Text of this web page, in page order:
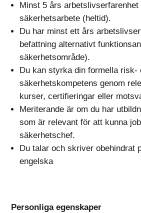
Minst 5 års
säkerhetsarbete (heltid).
Du har minst ett års
befattning alternativt
säkerhetsområde).
Du kan styrka din formella risk-
säkerhetskompetens genom
kurser, certifieringar eller
Meriterande är om du har
som är relevant för att kunna
säkerhetschef.
Du talar och skriver obehindrat
engelska
Personliga egenskaper